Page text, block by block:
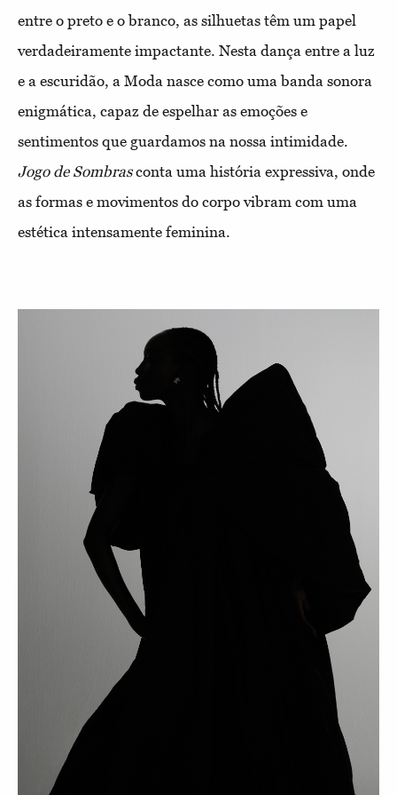
entre o preto e o branco, as silhuetas têm um papel
verdadeiramente impactante. Nesta dança entre a luz
e a escuridão, a Moda nasce como uma banda sonora
enigmática, capaz de espelhar as emoções e
sentimentos que guardamos na nossa intimidade.
Jogo de Sombrasconta uma história expressiva, onde
as formas e movimentos do corpo vibram com uma
estética intensamente feminina.